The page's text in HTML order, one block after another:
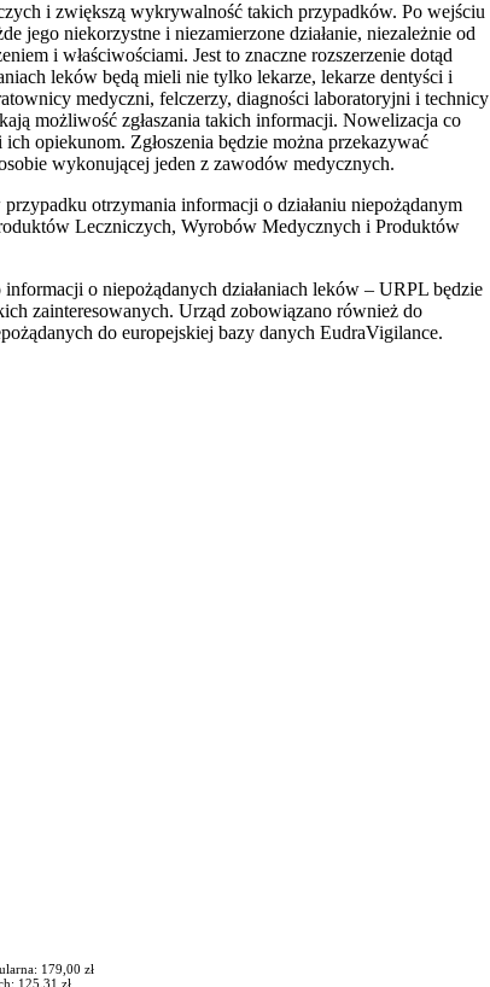
i zwiększą wykrywalność takich przypadków. Po wejściu
jego niekorzystne i niezamierzone działanie, niezależnie od
i właściwościami. Jest to znaczne rozszerzenie dotąd
leków będą mieli nie tylko lekarze, lekarze dentyści i
medyczni, felczerzy, diagności laboratoryjni i technicy
możliwość zgłaszania takich informacji. Nowelizacja co
opiekunom. Zgłoszenia będzie można przekazywać
wykonującej jeden z zawodów medycznych.
otrzymania informacji o działaniu niepożądanym
Leczniczych, Wyrobów Medycznych i Produktów
o niepożądanych działaniach leków – URPL będzie
zainteresowanych. Urząd zobowiązano również do
do europejskiej bazy danych EudraVigilance.
nowym oknie
179,00 zł
125,31 zł